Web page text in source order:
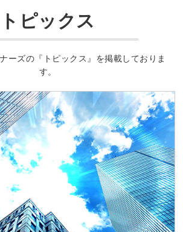
トピックス
ーズの『トピックス』を掲載しておりま
す。